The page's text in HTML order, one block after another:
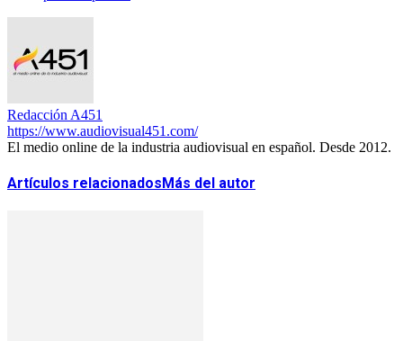
Redacción A451
https://www.audiovisual451.com/
El medio online de la industria audiovisual en español. Desde 2012.
Artículos relacionadosMás del autor